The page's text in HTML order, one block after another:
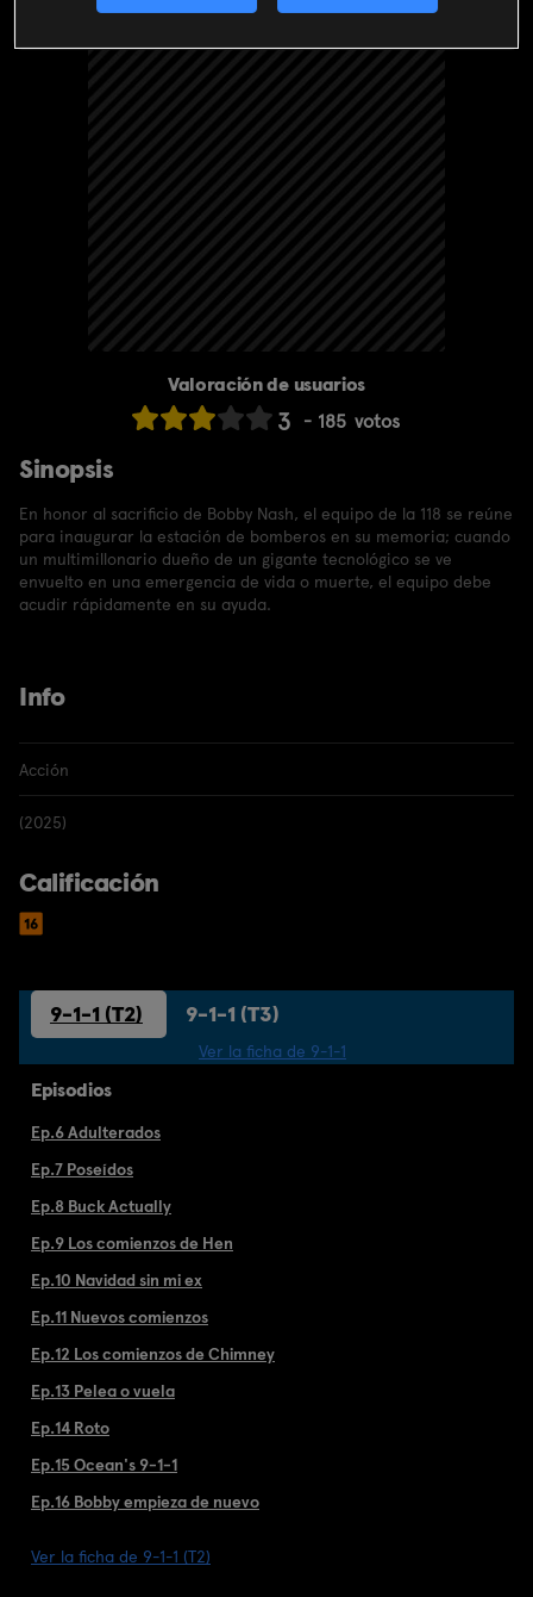
Valoración de usuarios
3 185 votos
Sinopsis
En honor al sacrificio de Bobby Nash, el equipo de la 118 se reúne
para inaugurar la estación de bomberos en su memoria; cuando
un multimillonario dueño de un gigante tecnológico se ve
envuelto en una emergencia de vida o muerte, el equipo debe
acudir rápidamente en su ayuda.
Info
Acción
(2025)
Calificación
9-1-1 (T2) 9-1-1 (T3)
Ver la ficha de 9-1-1
Episodios
Ep.6 Adulterados
Ep.7 Poseídos
Ep.8 Buck Actually
Ep.9 Los comienzos de Hen
Ep.10 Navidad sin mi ex
Ep.11 Nuevos comienzos
Ep.12 Los comienzos de Chimney
Ep.13 Pelea o vuela
Ep.14 Roto
Ep.15 Ocean's 9-1-1
Ep.16 Bobby empieza de nuevo
Ver la ficha de 9-1-1 (T2)